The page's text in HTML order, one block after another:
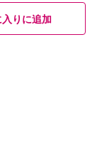
入りに追加